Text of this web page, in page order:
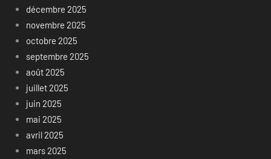
décembre 2025
novembre 2025
octobre 2025
septembre 2025
août 2025
juillet 2025
juin 2025
mai 2025
avril 2025
mars 2025